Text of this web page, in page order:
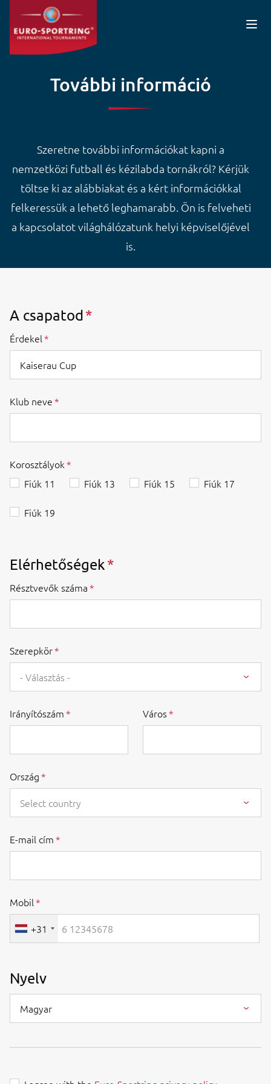
Ugrás a tartalomra
További információ
Szeretne további információkat kapni a
nemzetközi futball és kézilabda tornákról? Kérjük
töltse ki az alábbiakat és a kért információkkal
felkeressük a lehető leghamarabb. Ön is felveheti
a kapcsolatot világhálózatunk helyi képviselőjével
is.
A csapatod
Érdekel
Klub neve
Korosztályok
Fiúk 11
Fiúk 13 Fiúk 15 Fiúk 17
Fiúk 19
Elérhetőségek
Résztvevők száma
Szerepkör
- Választás -
Irányítószám Város
Ország
Select country
E-mail cím
Mobil
+31
Nyelv
Magyar